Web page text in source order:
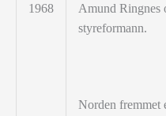
1968
Amund Ringnes
styreformann.
Norden fremmet